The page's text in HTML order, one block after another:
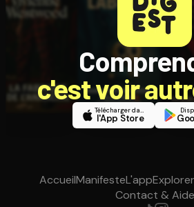
c'est voir
Télécharger dans
l'App Store
AccueilManifesteL'appExplorer
Contact & Aide